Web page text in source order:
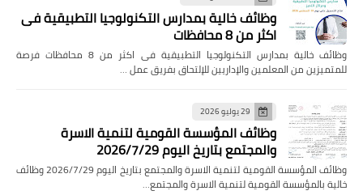
وظائف خالية بمدارس التكنولوجيا التطبيقية فى
اكثر من 8 محافظات
وظائف خالية بمدارس التكنولوجيا التطبيقية فى اكثر من 8 محافظات فرصة
للمتميزين من المعلمين والإداريين للإلتحاق بفريق عمل …
29 يوليو 2026
وظائف المؤسسة القومية لتنمية الاسرة
والمجتمع بتاريخ اليوم 2026/7/29
وظائف المؤسسة القومية لتنمية الاسرة والمجتمع بتاريخ اليوم 2026/7/29 وظائف
خالية بالمؤسسة القومية لتنمية الاسرة والمجتمع…